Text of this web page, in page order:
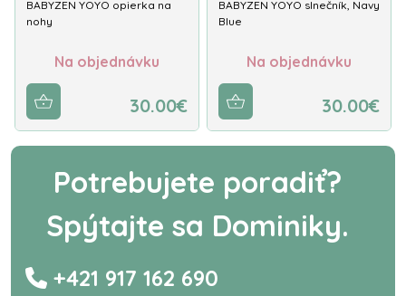
BABYZEN YOYO opierka na
nohy
Na objednávku
30.00€
BABYZEN YOYO slnečník, Navy
Blue
Na objednávku
30.00€
Potrebujete poradiť?
Spýtajte sa Dominiky.
+421 917 162 690